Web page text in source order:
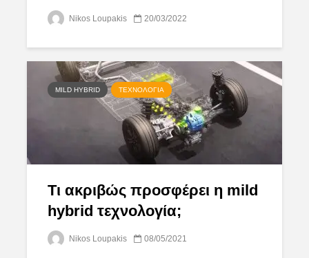
Nikos Loupakis 20/03/2022
MILD HYBRID ΤΕΧΝΟΛΟΓΊΑ
Τι ακριβώς προσφέρει η mild
hybrid τεχνολογία;
Nikos Loupakis 08/05/2021